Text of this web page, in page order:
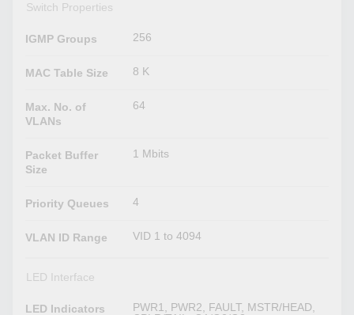
Switch Properties
IGMP Groups 256
MAC Table Size 8 K
Max. No. of
VLANs
64
Packet Buffer
Size
1 Mbits
Priority Queues 4
VLAN ID Range VID 1 to 4094
LED Interface
LED Indicators
PWR1, PWR2, FAULT, MSTR/HEAD,